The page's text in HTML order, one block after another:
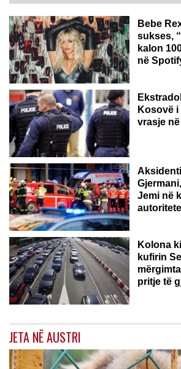
Bebe
sukses,
kalon
në
Kosovë
vrasje
GJERMANI
Jemi në
Kolona
kufirin
pritje të
JETA NË AUSTRI